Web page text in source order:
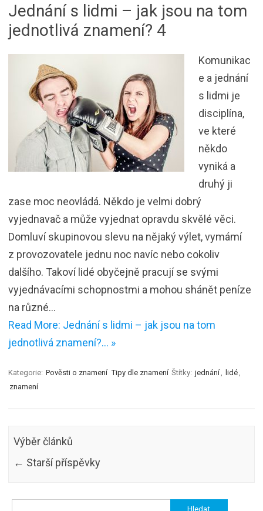
Jednání s lidmi – jak jsou na tom
jednotlivá znamení? 4
Komunikac
e a jednání
s lidmi je
disciplína,
ve které
někdo
vyniká a
druhý ji
zase moc neovládá. Někdo je velmi dobrý
vyjednavač a může vyjednat opravdu skvělé věci.
Domluví skupinovou slevu na nějaký výlet, vymámí
z provozovatele jednu noc navíc nebo cokoliv
dalšího. Takoví lidé obyčejně pracují se svými
vyjednávacími schopnostmi a mohou shánět peníze
na různé…
Read More: Jednání s lidmi – jak jsou na tom
jednotlivá znamení?… »
Kategorie: Pověsti o znamení Tipy dle znamení Štítky: jednání lidé
znamení
Výběr článků
← Starší příspěvky